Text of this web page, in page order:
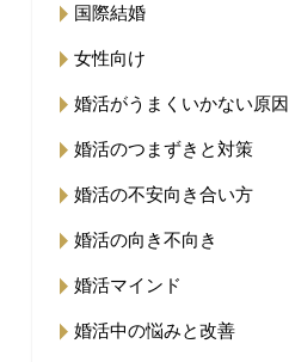
国際結婚
女性向け
婚活がうまくいかない原因
婚活のつまずきと対策
婚活の不安向き合い方
婚活の向き不向き
婚活マインド
婚活中の悩みと改善